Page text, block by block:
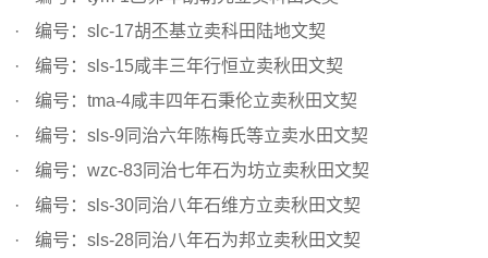
编号：slc-17胡丕基立卖科田陆地文契
编号：sls-15咸丰三年行恒立卖秋田文契
编号：tma-4咸丰四年石秉伦立卖秋田文契
编号：sls-9同治六年陈梅氏等立卖水田文契
编号：wzc-83同治七年石为坊立卖秋田文契
编号：sls-30同治八年石维方立卖秋田文契
编号：sls-28同治八年石为邦立卖秋田文契